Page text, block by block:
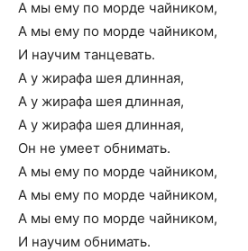
А мы ему по морде чайником,
А мы ему по морде чайником,
И научим танцевать.
А у жирафа шея длинная,
А у жирафа шея длинная,
А у жирафа шея длинная,
Он не умеет обнимать.
А мы ему по морде чайником,
А мы ему по морде чайником,
А мы ему по морде чайником,
И научим обнимать.